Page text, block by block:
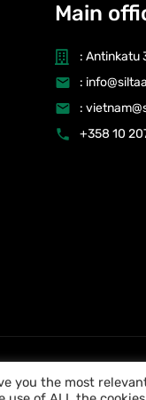
Main
: Antinkatu
:
:
+358 10
you the most